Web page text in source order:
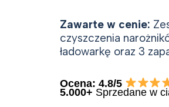
Zawarte w cenie:
czyszczenia
ładowarkę oraz 3
Ocena: 4.8/5
5.000+ Sprzedane w